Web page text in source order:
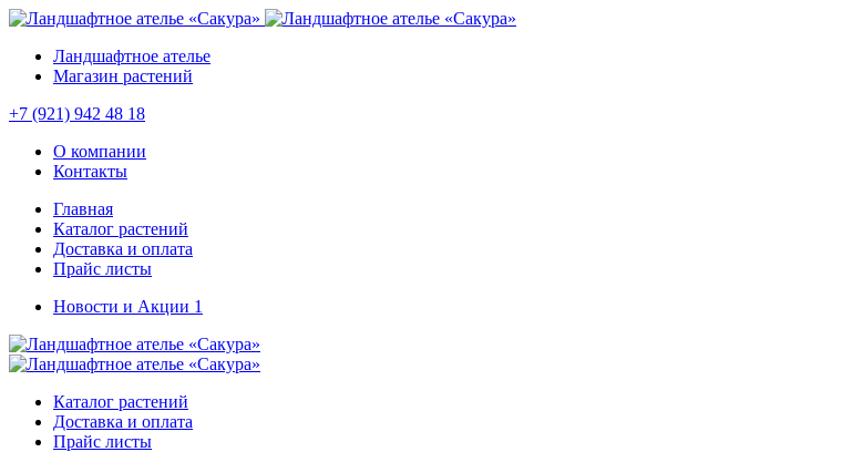
Ландшафтное ателье
Магазин растений
+7 (921) 942 48 18
О компании
Контакты
Главная
Каталог растений
Доставка и оплата
Прайс листы
Новости и Акции 1
Каталог растений
Доставка и оплата
Прайс листы